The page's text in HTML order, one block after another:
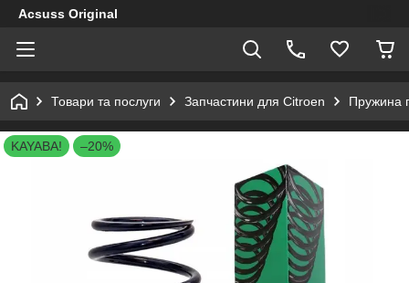
Acsuss Original
Товари та послуги Запчастини для Citroen Пружина
KAYABA! –20%